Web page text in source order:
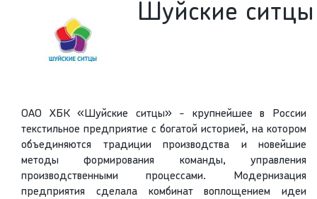
Шуйские ситцы
ОАО ХБК «Шуйские ситцы» - крупнейшее в России
текстильное предприятие с богатой историей, на котором
объединяются традиции производства и новейшие
методы формирования команды, управления
производственными процессами. Модернизация
предприятия сделала комбинат воплощением идеи